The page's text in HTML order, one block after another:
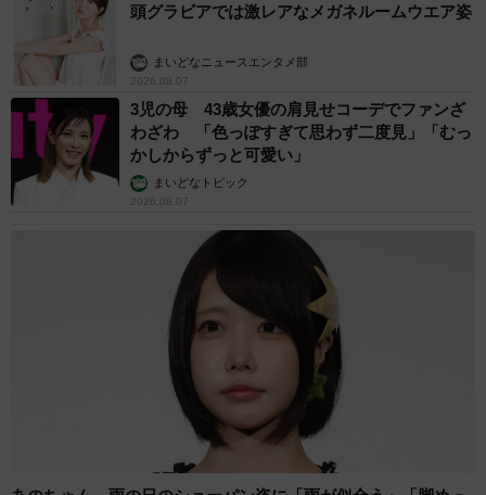
頭グラビアでは激レアなメガネルームウエア姿
まいどなニュースエンタメ部
2026.08.07
3児の母 43歳女優の肩見せコーデでファンざ
わざわ 「色っぽすぎて思わず二度見」「むっ
かしからずっと可愛い」
まいどなトピック
2026.08.07